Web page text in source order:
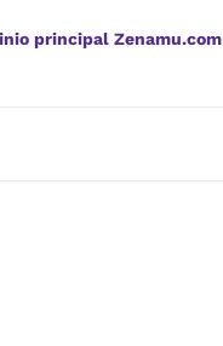
principal Zenamu.com